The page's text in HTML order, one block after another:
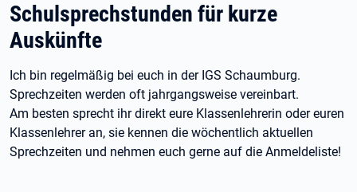
Schulsprechstunden für kurze
Auskünfte
Ich bin regelmäßig bei euch in der IGS Schaumburg.
Sprechzeiten werden oft jahrgangsweise vereinbart.
Am besten sprecht ihr direkt eure Klassenlehrerin oder euren
Klassenlehrer an, sie kennen die wöchentlich aktuellen
Sprechzeiten und nehmen euch gerne auf die Anmeldeliste!